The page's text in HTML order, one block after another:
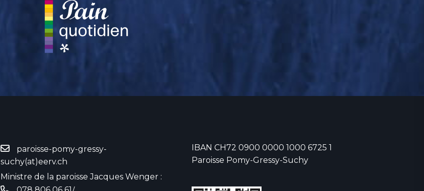
paroisse-pomy-gressy-
suchy(at)eerv.ch
Ministre de la paroisse Jacques Wenger :
IBAN CH72 0900 0000 1000 6725 1
Paroisse Pomy-Gressy-Suchy